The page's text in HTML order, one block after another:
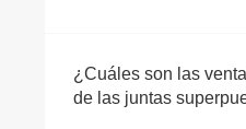
¿Cuáles son las
de las juntas